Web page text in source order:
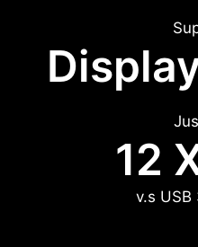
12
v.s USB